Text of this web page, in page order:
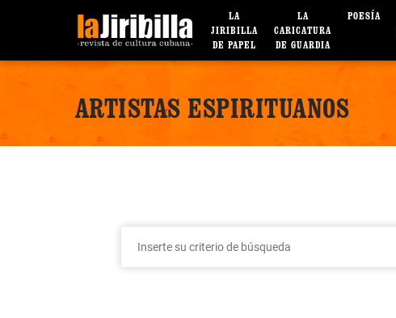
LA
JIRIBILLA
DE PAPEL
LA
CARICATURA
DE GUARDIA
POESÍA
ARTISTAS ESPIRITUANOS